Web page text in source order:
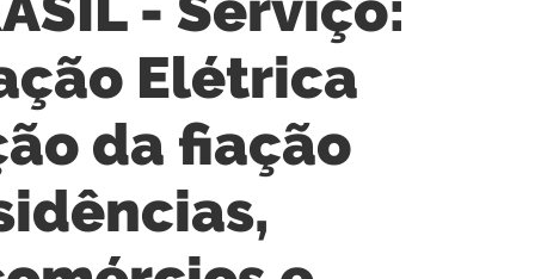
Elétrica
da fiação